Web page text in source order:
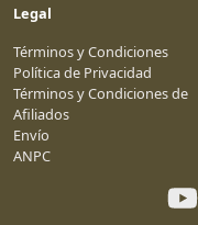
Legal
Términos y Condiciones
Política de Privacidad
Términos y Condiciones de
Afiliados
Envío
ANPC